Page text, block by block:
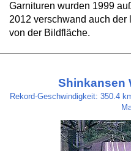
Garnituren wurden 1999
2012 verschwand auch
von der Bildfläche.
Shinkansen
Rekord-Geschwindigkeit: 350.4